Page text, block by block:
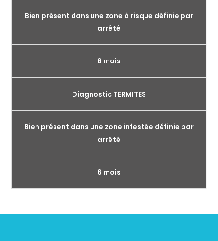
Bien présent dans une zone à risque définie par
arrêté
6 mois
Diagnostic TERMITES
Bien présent dans une zone infestée définie par
arrêté
6 mois